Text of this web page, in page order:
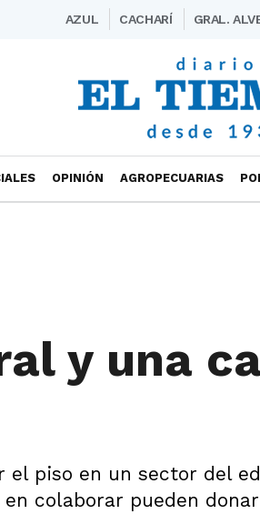
AZUL CACHARÍ GRAL.
OPINIÓN AGROPECUARIAS
y una
piso en un sector del
colaborar pueden